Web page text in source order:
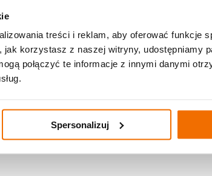
treści i reklam, aby oferować funkcje
korzystasz z naszej witryny, udostępniamy
połączyć te informacje z innymi danymi
Spersonalizuj
razem, poza metaloplastyką, uczestnicy
dzieci z opiekunami.
z papierem